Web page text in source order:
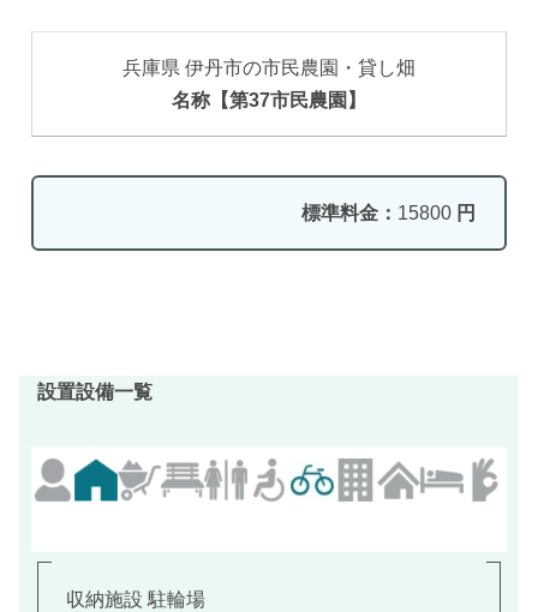
兵庫県 伊丹市の市民農園・貸し畑
名称【第37市民農園】
標準料金： 15800 円
設置設備一覧
収納施設 駐輪場